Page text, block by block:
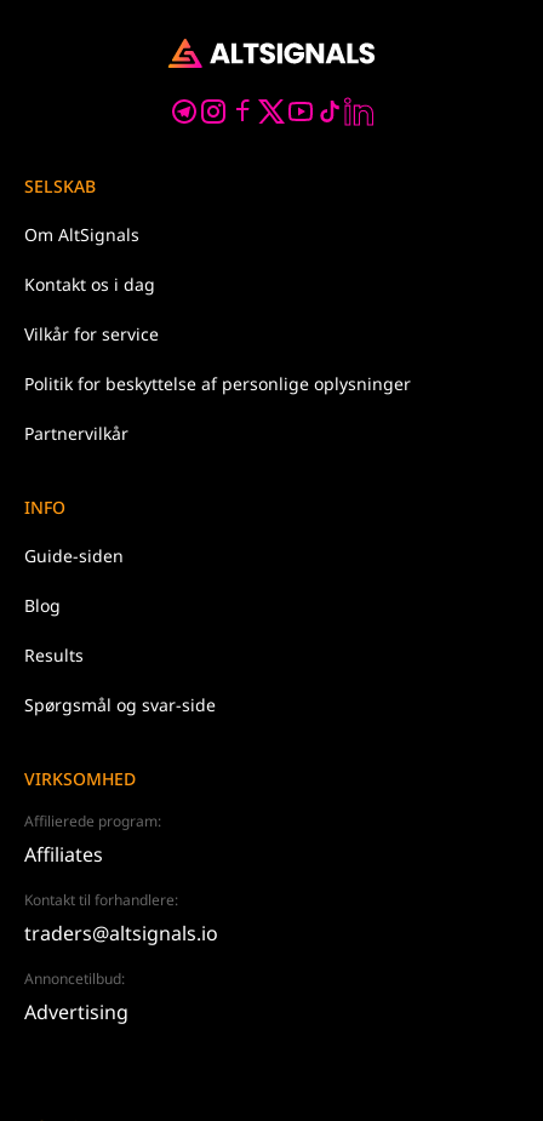
SELSKAB
Om AltSignals
Kontakt os i dag
Vilkår for service
Politik for beskyttelse af personlige oplysninger
Partnervilkår
INFO
Guide-siden
Blog
Results
Spørgsmål og svar-side
VIRKSOMHED
Affilierede program:
Affiliates
Kontakt til forhandlere:
traders@altsignals.io
Annoncetilbud:
Advertising